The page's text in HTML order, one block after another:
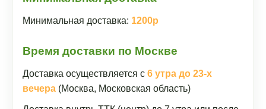
Минимальная доставка: 1200р
Время доставки по Москве
Доставка осуществляется с 6 утра до 23-х
вечера (Москва, Московская область)